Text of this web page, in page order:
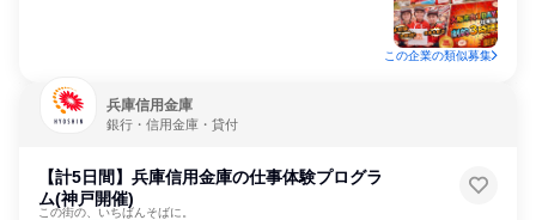
この企業の類似募集
兵庫信用金庫
銀行・信用金庫・貸付
【計5日間】兵庫信用金庫の仕事体験プログラ
ム(神戸開催)
この街の、いちばんそばに。